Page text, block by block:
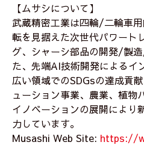
【ムサシについて】
武蔵精密工業は四輪/二輪車
転を見据えた次世代パワート
グ、シャーシ部品の開発/製
た、先端AI技術開発によるイ
広い領域でのSDGsの達成貢
ューション事業、農業、植物
イノベーションの展開により
力しています。
Musashi Web Site: https://